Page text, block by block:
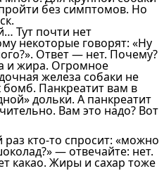
без симптомов. Но
Тут почти нет
некоторые говорят: «Ну
Ответ — нет. Почему?
и жира. Огромное
железа собаки не
бомб. Панкреатит вам в
дольки. А панкреатит
Вам это надо? Вот
кто-то спросит: «можно
— отвечайте: нет.
какао. Жиры и сахар тоже